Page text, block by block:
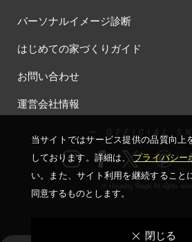
パーソナルイメージ診断
はじめての家づくりガイド
お問い合わせ
運営会社情報
ー OFFICIAL
© Housing Stage All rights
当サイトではサービス提供の品質向上
しております。詳細は、プライバシー
い。
また、サイト利⽤を継続すること
同意するものとします。
閉じる